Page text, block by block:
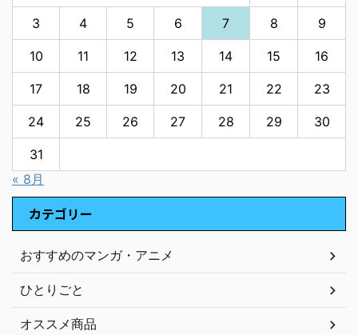
3 4 5 6 7 8 9
10 11 12 13 14 15 16
17 18 19 20 21 22 23
24 25 26 27 28 29 30
31
« 8月
カテゴリー
おすすめのマンガ・アニメ
ひとりごと
オススメ商品